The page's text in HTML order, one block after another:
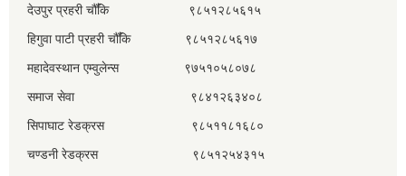
देउपुर प्रहरी चौँकि ९८५१२८५६१५
हिगुवा पाटी प्रहरी चौँकि ९८५१२८५६१७
महादेवस्थान एम्वुलेन्स ९७५१०५८०७८
समाज सेवा ९८४१२६३४०८
सिपाघाट रेडक्रस ९८५११८१६८०
चण्डनी रेडक्रस ९८५१२५४३१५